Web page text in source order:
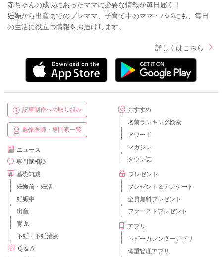
赤ちゃんの成長にあったママに必要な情報が毎日届く！
妊娠から出産までのプレママ、子育て中のママ・パパにも、毎日
の生活に役立つ情報をお届けします。
詳しくはこちら
記事制作への取り組み
監修医師・専門家一覧
ニュース
専門家相談
基礎知識
妊娠前・妊活
妊娠中
出産
育児
不妊・不妊治療
Ｑ＆Ａ
おすすめ
名前ランキング検索
アワード
マガジン
タウン誌
プレゼント
プレゼント＆アンケート
全員無料プレゼント
ファーストプレゼント
アプリ
ベビーカレンダーアプリ
体重管理アプリ